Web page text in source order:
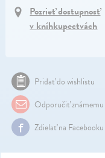
Pozrieť dostupnosť
v kníhkupectvách
Pridať do wishlistu
Odporučiť známemu
Zdielať na Facebooku